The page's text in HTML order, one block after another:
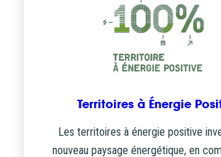
Territoires à Énergie
Les territoires à énergie positive
nouveau paysage énergétique, en